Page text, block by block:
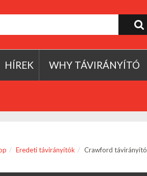
HÍREK WHY TÁVIRÁNYÍTÓ
Eredeti távirányítók Crawford távirányító